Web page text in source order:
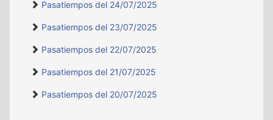
Pasatiempos del 24/07/2025
Pasatiempos del 23/07/2025
Pasatiempos del 22/07/2025
Pasatiempos del 21/07/2025
Pasatiempos del 20/07/2025